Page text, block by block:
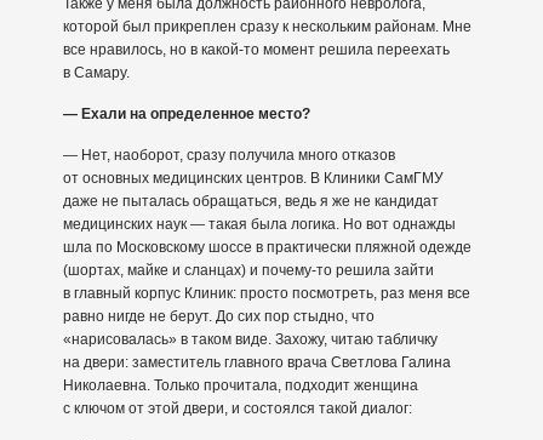
Также у меня была должность районного невролога,
которой был прикреплен сразу к нескольким районам. Мне
все нравилось, но в какой-то момент решила переехать
в Самару.
— Ехали на определенное место?
— Нет, наоборот, сразу получила много отказов
от основных медицинских центров. В Клиники СамГМУ
даже не пыталась обращаться, ведь я же не кандидат
медицинских наук — такая была логика. Но вот однажды
шла по Московскому шоссе в практически пляжной одежде
(шортах, майке и сланцах) и почему-то решила зайти
в главный корпус Клиник: просто посмотреть, раз меня все
равно нигде не берут. До сих пор стыдно, что
«нарисовалась» в таком виде. Захожу, читаю табличку
на двери: заместитель главного врача Светлова Галина
Николаевна. Только прочитала, подходит женщина
с ключом от этой двери, и состоялся такой диалог: